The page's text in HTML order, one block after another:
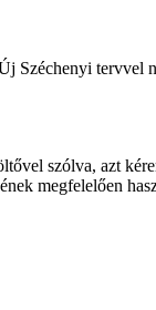
tervvel
szólva, azt
megfelelően